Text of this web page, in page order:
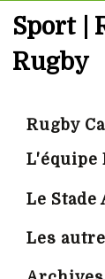
Sport |
Rugby
Rugby
L'équipe
Le
Les